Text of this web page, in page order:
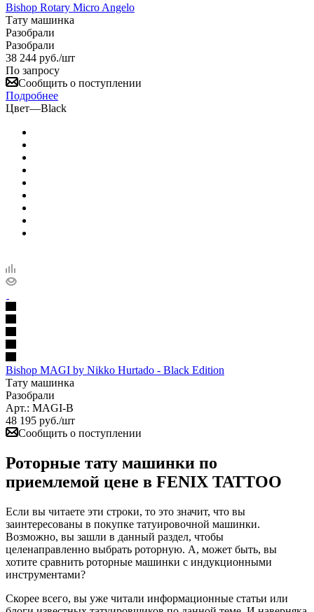
Bishop Rotary Micro Angelo
Тату машинка
Разобрали
Разобрали
38 244 руб./шт
По запросу
Сообщить о поступлении
Подробнее
Цвет—Black
Bishop MAGI by Nikko Hurtado - Black Edition
Тату машинка
Разобрали
Арт.: MAGI-B
48 195 руб./шт
Сообщить о поступлении
Роторные тату машинки по
приемлемой цене в FENIX TATTOO
Если вы читаете эти строки, то это значит, что вы
заинтересованы в покупке татуировочной машинки.
Возможно, вы зашли в данный раздел, чтобы
целенаправленно выбрать роторную. А, может быть, вы
хотите сравнить роторные машинки с индукционными
инструментами?
Cкорее всего, вы уже читали информационные статьи или